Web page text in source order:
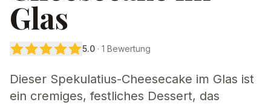
Glas
5.0 · 1 Bewertung
Dieser Spekulatius-Cheesecake im Glas ist
ein cremiges, festliches Dessert, das